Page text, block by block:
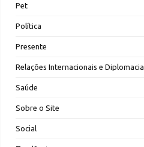
Pet
Política
Presente
Relações Internacionais e Diplomacia
Saúde
Sobre o Site
Social